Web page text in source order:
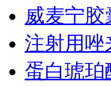
威麦宁胶
注射用唑
蛋白琥珀